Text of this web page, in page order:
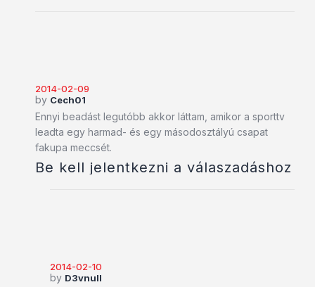
2014-02-09
by Cech01
Ennyi beadást legutóbb akkor láttam, amikor a sporttv
leadta egy harmad- és egy másodosztályú csapat
fakupa meccsét.
Be kell jelentkezni a válaszadáshoz
2014-02-10
by D3vnull